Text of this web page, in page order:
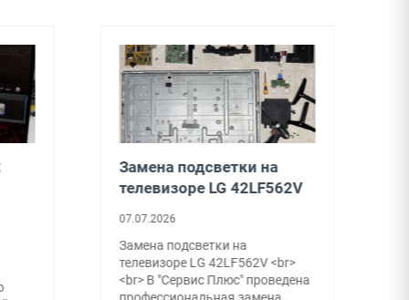
Замена подсветки на
телевизоре LG 42LF562V
07.07.2026
Замена подсветки на
телевизоре LG 42LF562V <br>
<br> В "Сервис Плюс" проведена
профессиональная замена